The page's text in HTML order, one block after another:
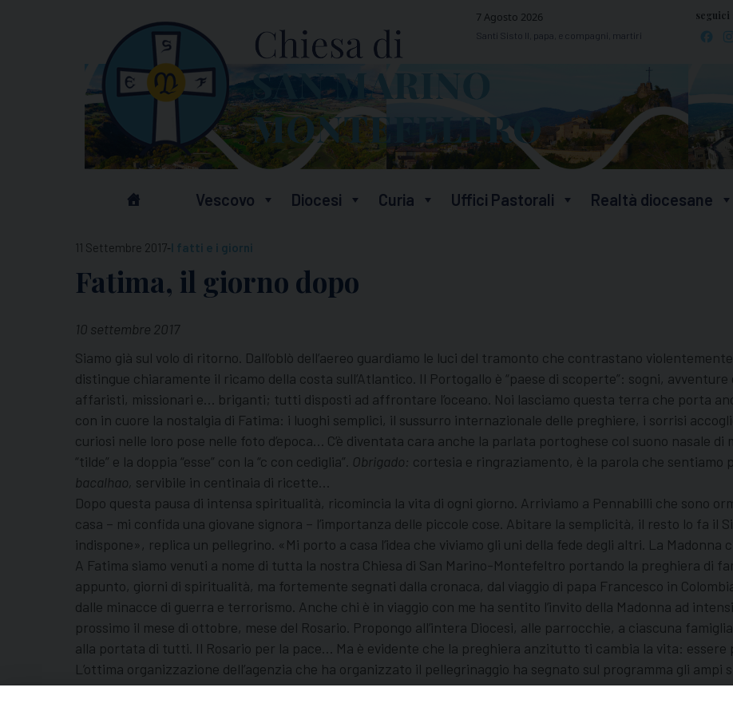
7 Agosto 2026
Santi Sisto II, papa, e compagni, martiri
seguici
Vescovo Diocesi Curia Uffici Pastorali Realtà diocesane
11 Settembre 2017-I fatti e i giorni
Fatima, il giorno dopo
10 settembre 2017
Siamo già sul volo di ritorno. Dall’oblò dell’aereo guardiamo le luci del tramonto che contrastano
distingue chiaramente il ricamo della costa sull’Atlantico. Il Portogallo è “paese di scoperte”: sogni,
affaristi, missionari e… briganti; tutti disposti ad affrontare l’oceano. Noi lasciamo questa terra che porta
con in cuore la nostalgia di Fatima: i luoghi semplici, il sussurro internazionale delle preghiere, i sorrisi
curiosi nelle loro pose nelle foto d’epoca… C’è diventata cara anche la parlata portoghese col suono nasale
“tilde” e la doppia “esse” con la “c con cediglia”. Obrigado: cortesia e ringraziamento, è la parola che sentiamo
bacalhao, servibile in centinaia di ricette…
Dopo questa pausa di intensa spiritualità, ricomincia la vita di ogni giorno. Arriviamo a Pennabilli che sono
casa – mi confida una giovane signora – l’importanza delle piccole cose. Abitare la semplicità, il resto lo fa il
indispone», replica un pellegrino. «Mi porto a casa l’idea che viviamo gli uni della fede degli altri. La Madonna
A Fatima siamo venuti a nome di tutta la nostra Chiesa di San Marino-Montefeltro portando la preghiera di
appunto, giorni di spiritualità, ma fortemente segnati dalla cronaca, dal viaggio di papa Francesco in
dalle minacce di guerra e terrorismo. Anche chi è in viaggio con me ha sentito l’invito della Madonna ad
prossimo il mese di ottobre, mese del Rosario. Propongo all’intera Diocesi, alle parrocchie, a ciascuna
alla portata di tutti. Il Rosario per la pace… Ma è evidente che la preghiera anzitutto ti cambia la vita: essere
L’ottima organizzazione dell’agenzia che ha organizzato il pellegrinaggio ha segnato sul programma gli ampi
devozioni”, ma siamo tornati con la persuasione che a Fatima c’è molto di più: c’è la proposta di un nuovo